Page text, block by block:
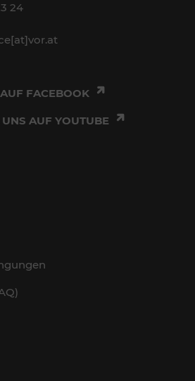
24
FACEBOOK
AUF YOUTUBE